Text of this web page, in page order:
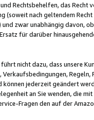
Rechtsbehelfen, das
(soweit nach geltendem
und zwar unabhängig davon,
für darüber
nicht dazu, dass unsere
jederzeit geändert
an Sie wenden, die
Fragen den auf der